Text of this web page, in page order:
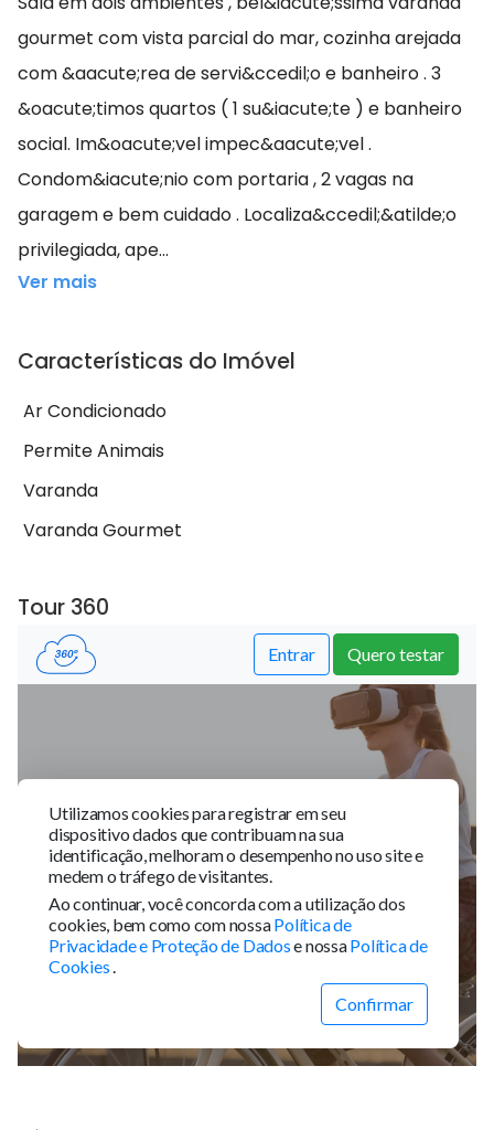
gourmet com vista parcial do mar, cozinha arejada
com &aacute;rea de servi&ccedil;o e banheiro . 3
&oacute;timos quartos ( 1 su&iacute;te ) e banheiro
social. Im&oacute;vel impec&aacute;vel .
Condom&iacute;nio com portaria , 2 vagas na
garagem e bem cuidado . Localiza&ccedil;&atilde;o
privilegiada, ape...
Ver mais
Características do Imóvel
Ar Condicionado
Permite Animais
Varanda
Varanda Gourmet
Tour 360